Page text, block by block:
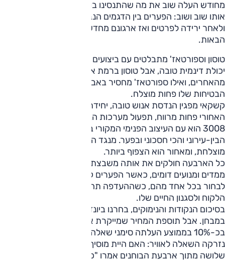
מחודש העלה שוב את מה שהתנסינו בו מתחילת היום והדגיש
אותו שוב ושוב: הפערים בין הדגמים הנבחנים קטנים. ועם זאת,
ולאחר ירידה לפרטים ואז ארגונם מחדש, הגענו למסקנות
הבאות.
טוסון וספורטאז' מתבלטים עם ביצועים מצוינים, נוחות גבוהה,
יכולת דינמית טובה, אבל טוסון ברמת אבזור זו יקר משמעותית
מהאחרים, ואילו ספורטאז' מחסיר באבזור מספר פריטים, ומערך
הבטיחות שלו פחות מוצלח.
קשקאי מפגין הנדסת אנוש טובה, יחידת כוח נעימה, אבל המושב
האחורי פחות מרווח, תפעול מערכות הבטיחות שלו פחות נעים.
3008 הוא עם העיצוב הפנימי המקורי ביותר, הוא הכי נוח בכביש
הבין-עירוני והכי חסכוני ובפער. מנגד הנדסת האנוש לא מספיק
מוצלחת, ומאחור הוא הצפוף ביותר.
כל הארבעה חולקים את אותה משבצת, מציעים יכולות גבוהות,
ממדים ומנועים דומים, כאשר הפערים קטנים. זו לא תהיה טעות
לבחור בכל אחד מהם, כשההעדפה תהיה בהתאם לדרישות
הלקוח ולסגנון החיים שלו.
בסיכום הנקודות והנימוקים, בחרנו ביונדאי טוסון כרכב הטוב
במבחן. אבל תוספת המחיר שמייקרת אותו ביחס לאחרים
בכ-10% בממוצע העלתה סימני שאלה בנוגע לתמורה. ואז
נזרקה השאלה לאוויר: האם היית מוסיף כסף עבור רמת גימור זו?
שלושה מתוך ארבעת הבוחנים אמרו "כן". והאור במסעדה כבה.